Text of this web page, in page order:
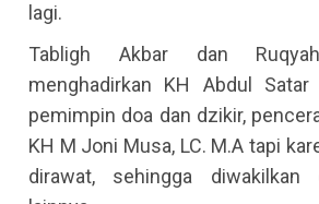
lagi.
Tabligh Akbar dan
menghadirkan KH Abdul Satar
pemimpin doa dan dzikir,
KH M Joni Musa, LC. M.A tapi
dirawat, sehingga diwakilkan